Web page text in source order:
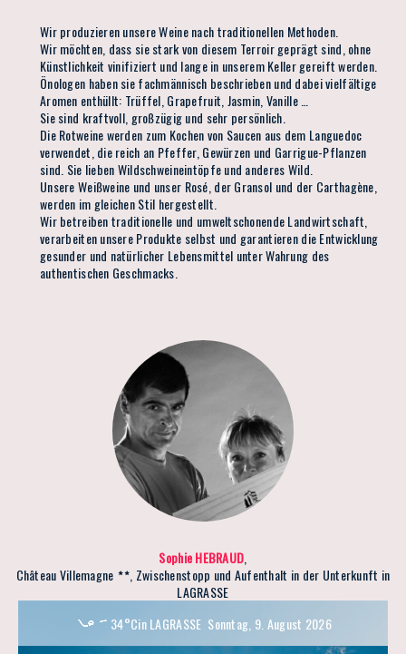
Wir produzieren unsere Weine nach traditionellen Methoden.
Wir möchten, dass sie stark von diesem Terroir geprägt sind, ohne
Künstlichkeit vinifiziert und lange in unserem Keller gereift werden.
Önologen haben sie fachmännisch beschrieben und dabei vielfältige
Aromen enthüllt: Trüffel, Grapefruit, Jasmin, Vanille …
Sie sind kraftvoll, großzügig und sehr persönlich.
Die Rotweine werden zum Kochen von Saucen aus dem Languedoc
verwendet, die reich an Pfeffer, Gewürzen und Garrigue-Pflanzen
sind. Sie lieben Wildschweineintöpfe und anderes Wild.
Unsere Weißweine und unser Rosé, der Gransol und der Carthagène,
werden im gleichen Stil hergestellt.
Wir betreiben traditionelle und umweltschonende Landwirtschaft,
verarbeiten unsere Produkte selbst und garantieren die Entwicklung
gesunder und natürlicher Lebensmittel unter Wahrung des
authentischen Geschmacks.
Sophie HEBRAUD
Château Villemagne
, Zwischenstopp und Aufenthalt in der Unterkunft in
LAGRASSE
34°Cin LAGRASSE Sonntag, 9. August 2026